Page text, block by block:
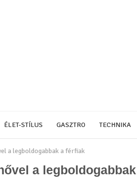
ÉLET-STÍLUS GASZTRO TECHNIKA
a legboldogabbak a férfiak
a